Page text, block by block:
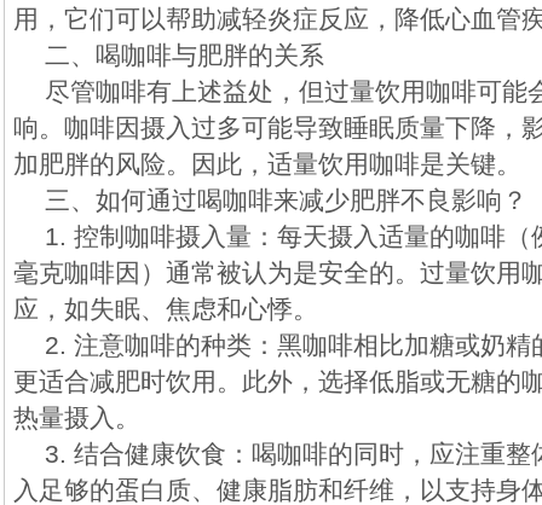
用，它们可以帮助减轻炎症反应，降低心血管
二、喝咖啡与肥胖的关系
尽管咖啡有上述益处，但过量饮用咖啡可能
响。咖啡因摄入过多可能导致睡眠质量下降，
加肥胖的风险。因此，适量饮用咖啡是关键。
三、如何通过喝咖啡来减少肥胖不良影响？
1. 控制咖啡摄入量：每天摄入适量的咖啡
毫克咖啡因）通常被认为是安全的。过量饮用
应，如失眠、焦虑和心悸。
2. 注意咖啡的种类：黑咖啡相比加糖或奶精
更适合减肥时饮用。此外，选择低脂或无糖的
热量摄入。
3. 结合健康饮食：喝咖啡的同时，应注重整
入足够的蛋白质、健康脂肪和纤维，以支持身